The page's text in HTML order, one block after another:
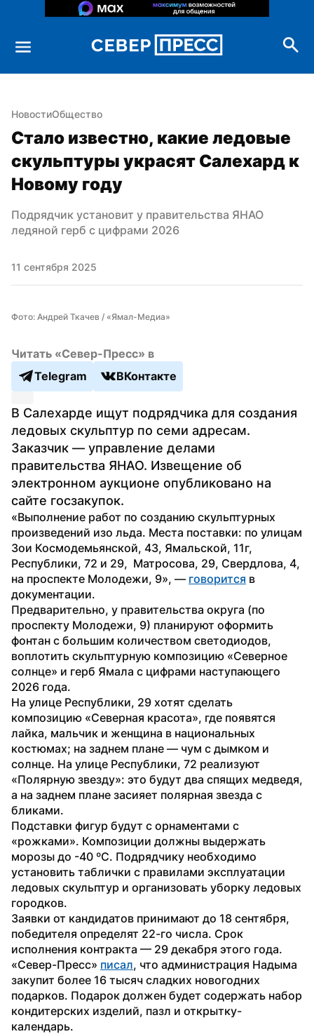
НовостиОбщество
Стало известно, какие ледовые
скульптуры украсят Салехард к
Новому году
Подрядчик установит у правительства ЯНАО
ледяной герб с цифрами 2026
11 сентября 2025
Фото: Андрей Ткачев / «Ямал-Медиа»
Читать «Север-Пресс» в
Telegram
ВКонтакте
В Салехарде ищут подрядчика для создания
ледовых скульптур по семи адресам.
Заказчик — управление делами
правительства ЯНАО. Извещение об
электронном аукционе опубликовано на
сайте госзакупок.
«Выполнение работ по созданию скульптурных
произведений изо льда. Места поставки: по улицам
Зои Космодемьянской, 43, Ямальской, 11г,
Республики, 72 и 29,  Матросова, 29, Свердлова, 4,
на проспекте Молодежи, 9», — говорится в
документации.
Предварительно, у правительства округа (по
проспекту Молодежи, 9) планируют оформить
фонтан с большим количеством светодиодов,
воплотить скульптурную композицию «Северное
солнце» и герб Ямала с цифрами наступающего
2026 года.
На улице Республики, 29 хотят сделать
композицию «Северная красота», где появятся
лайка, мальчик и женщина в национальных
костюмах; на заднем плане — чум с дымком и
солнце. На улице Республики, 72 реализуют
«Полярную звезду»: это будут два спящих медведя,
а на заднем плане засияет полярная звезда с
бликами.
Подставки фигур будут с орнаментами с
«рожками». Композиции должны выдержать
морозы до -40 ºC. Подрядчику необходимо
установить таблички с правилами эксплуатации
ледовых скульптур и организовать уборку ледовых
городков.
Заявки от кандидатов принимают до 18 сентября,
победителя определят 22-го числа. Срок
исполнения контракта — 29 декабря этого года.
«Север-Пресс» писал, что администрация Надыма
закупит более 16 тысяч сладких новогодних
подарков. Подарок должен будет содержать набор
кондитерских изделий, пазл и открытку-
календарь.